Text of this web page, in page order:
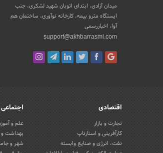
میدان آزادی، ابتدای اتوبان شهید لشکری، جنب
ایستگاه مترو بیمه، کارخانه نوآوری، ساختمان هم
آوا، اخباررسمی
support@akhbarrasmi.com
اقتصادی
تجارت و بازار
کارآفرینی و استارتاپ
نفت، انرژی و صنایع وابسته
اجتماعی
علم و
بهداشت و
شهر و